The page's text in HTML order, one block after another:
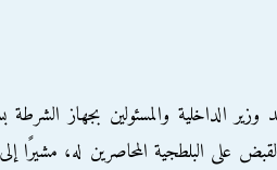
وزير الداخلية والمسئولين بجهاز
على البلطجية المحاصرين له،